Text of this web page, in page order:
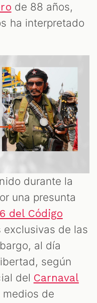
de 88 años,
ha interpretado
durante la
una presunta
del Código
exclusivas de las
al día
según
del Carnaval
medios de